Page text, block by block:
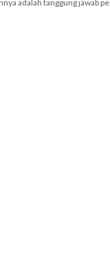
adalah tanggung jawab